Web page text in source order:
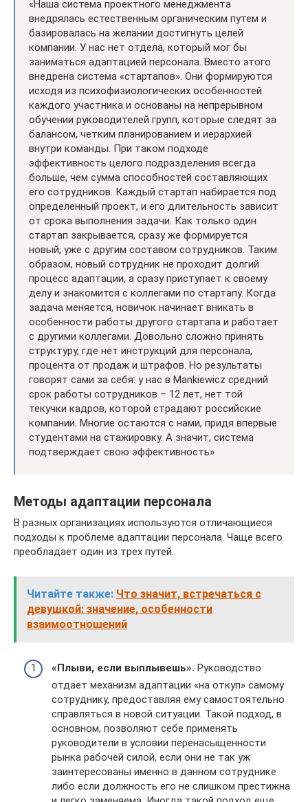
«Наша система проектного менеджмента
внедрялась естественным органическим путем и
базировалась на желании достигнуть целей
компании. У нас нет отдела, который мог бы
заниматься адаптацией персонала. Вместо этого
внедрена система «стартапов». Они формируются
исходя из психофизиологических особенностей
каждого участника и основаны на непрерывном
обучении руководителей групп, которые следят за
балансом, четким планированием и иерархией
внутри команды. При таком подходе
эффективность целого подразделения всегда
больше, чем сумма способностей составляющих
его сотрудников. Каждый стартап набирается под
определенный проект, и его длительность зависит
от срока выполнения задачи. Как только один
стартап закрывается, сразу же формируется
новый, уже с другим составом сотрудников. Таким
образом, новый сотрудник не проходит долгий
процесс адаптации, а сразу приступает к своему
делу и знакомится с коллегами по стартапу. Когда
задача меняется, новичок начинает вникать в
особенности работы другого стартапа и работает
с другими коллегами. Довольно сложно принять
структуру, где нет инструкций для персонала,
процента от продаж и штрафов. Но результаты
говорят сами за себя: у нас в Mankiewicz средний
срок работы сотрудников – 12 лет, нет той
текучки кадров, которой страдают российские
компании. Многие остаются с нами, придя впервые
студентами на стажировку. А значит, система
подтверждает свою эффективность»
Методы адаптации персонала
В разных организациях используются отличающиеся
подходы к проблеме адаптации персонала. Чаще всего
преобладает один из трех путей.
Читайте также: Что значит, встречаться с
девушкой: значение, особенности
взаимоотношений
«Плыви, если выплывешь». Руководство
отдает механизм адаптации «на откуп» самому
сотруднику, предоставляя ему самостоятельно
справляться в новой ситуации. Такой подход, в
основном, позволяют себе применять
руководители в условии перенасыщенности
рынка рабочей силой, если они не так уж
заинтересованы именно в данном сотруднике
либо если должность его не слишком престижна